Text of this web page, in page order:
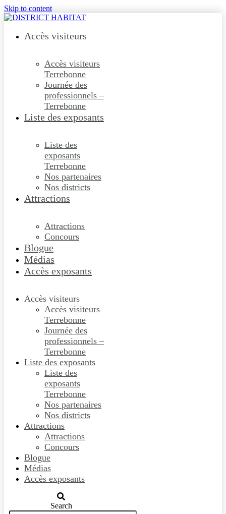
Skip to content
Accès visiteurs
Accès visiteurs
Terrebonne
Journée des
professionnels –
Terrebonne
Liste des exposants
Liste des
exposants
Terrebonne
Nos partenaires
Nos districts
Attractions
Attractions
Concours
Blogue
Médias
Accès exposants
Accès visiteurs
Accès visiteurs
Terrebonne
Journée des
professionnels –
Terrebonne
Liste des exposants
Liste des
exposants
Terrebonne
Nos partenaires
Nos districts
Attractions
Attractions
Concours
Blogue
Médias
Accès exposants
Search